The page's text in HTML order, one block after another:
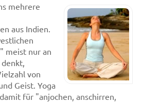
mehrere
aus Indien.
meist nur an
von
Geist. Yoga
für "anjochen, anschirren,